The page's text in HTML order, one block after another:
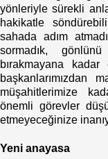
yönleriyle sürekli
hakikatle
sahada adım
sormadık,
bırakmayana
başkanlarımızdan
müşahitlerimize
önemli görevler
etmeyeceğinize
Yeni anayasa